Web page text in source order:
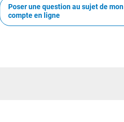
Poser une question au sujet de mon
compte en ligne